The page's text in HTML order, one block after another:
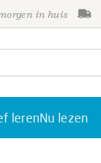
in huis
lerenNu lezen